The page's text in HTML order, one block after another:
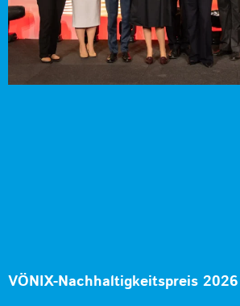
VÖNIX-Nachhaltigkeitspreis 2026